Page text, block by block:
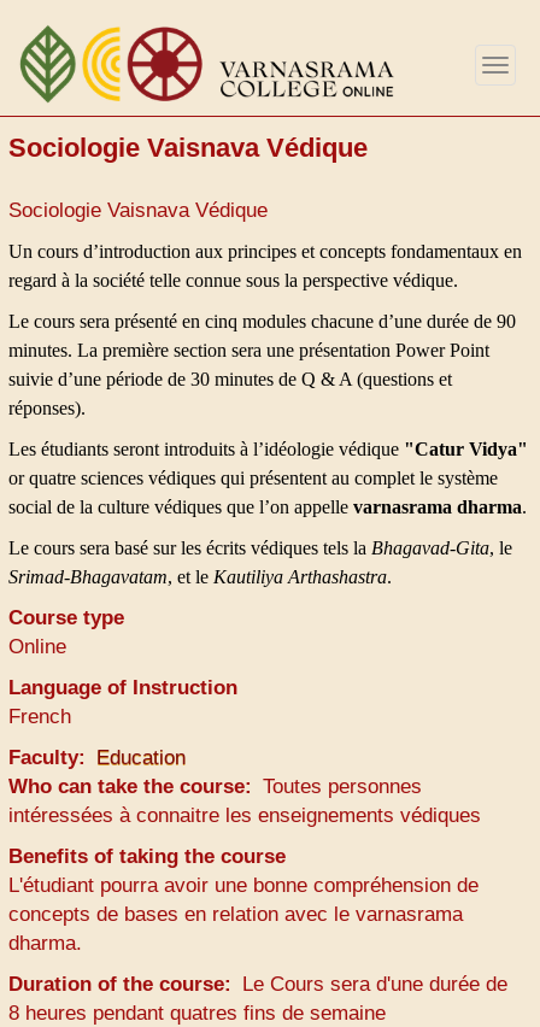
Aller
au
contenu
principal
Sociologie Vaisnava Védique
Sociologie Vaisnava Védique
Un cours d’introduction aux principes et concepts fondamentaux en
regard à la société telle connue sous la perspective védique.
Le cours sera présenté en cinq modules chacune d’une durée de 90
minutes. La première section sera une présentation Power Point
suivie d’une période de 30 minutes de Q & A (questions et
réponses).
Les étudiants seront introduits à l’idéologie védique "Catur Vidya"
or quatre sciences védiques qui présentent au complet le système
social de la culture védiques que l’on appelle varnasrama dharma.
Le cours sera basé sur les écrits védiques tels la Bhagavad-Gita, le
Srimad-Bhagavatam, et le Kautiliya Arthashastra.
Course type
Online
Language of Instruction
French
Faculty
Education
Who can take the course
Toutes personnes
intéressées à connaitre les enseignements védiques
Benefits of taking the course
L'étudiant pourra avoir une bonne compréhension de
concepts de bases en relation avec le varnasrama
dharma.
Duration of the course
Le Cours sera d'une durée de
8 heures pendant quatres fins de semaine